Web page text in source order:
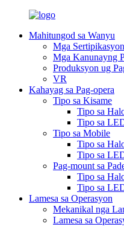
Mahitungod sa Wanyu
Mga Sertipikasyon
Mga Kanunayng
Produksyon ug
VR
Kahayag sa Pag-opera
Tipo sa Kisame
Tipo sa
Tipo sa
Tipo sa Mobile
Tipo sa
Tipo sa
Pag-mount sa
Tipo sa
Tipo sa
Lamesa sa Operasyon
Mekanikal nga
Lamesa sa